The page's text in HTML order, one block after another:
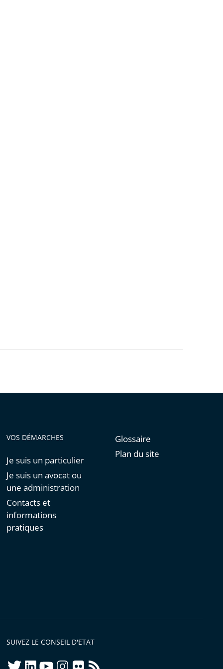
VOS DÉMARCHES
Je suis un particulier
Je suis un avocat ou
une administration
Contacts et
informations
pratiques
Glossaire
Plan du site
SUIVEZ LE CONSEIL D'ETAT
twitterlinkedInyoutubeinstagram
flickrrss